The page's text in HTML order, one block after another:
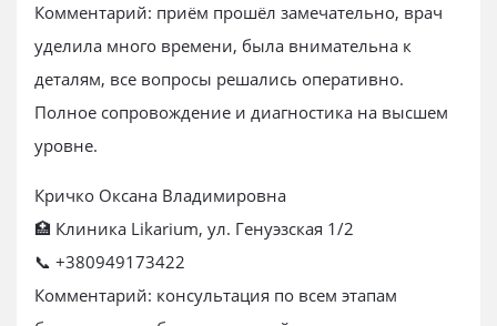
Комментарий: приём прошёл замечательно, врач
уделила много времени, была внимательна к
деталям, все вопросы решались оперативно.
Полное сопровождение и диагностика на высшем
уровне.
Кричко Оксана Владимировна
🏥 Клиника Likarium, ул. Генуэзская 1/2
📞 +380949173422
Комментарий: консультация по всем этапам